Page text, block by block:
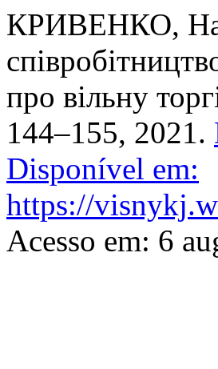
КРИВЕНКО,
про вільну
144–155, 2021.
Disponível em:
https://
Acesso em: 6